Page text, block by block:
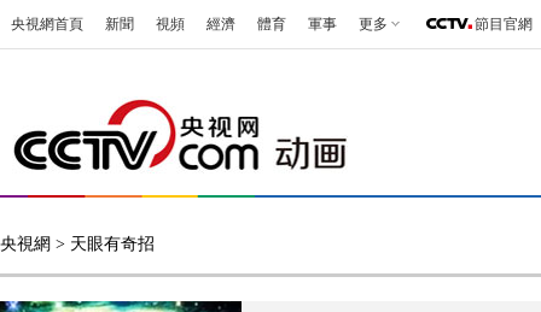
央視網首頁 新聞 視頻 經濟 體育 軍事 更多 節目官網
央視網 > 天眼有奇招